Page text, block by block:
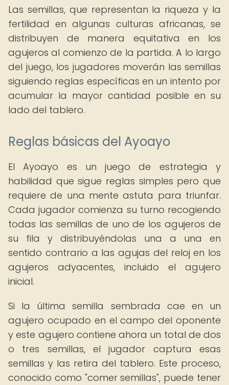
Las semillas, que representan la riqueza y la
fertilidad en algunas culturas africanas, se
distribuyen de manera equitativa en los
agujeros al comienzo de la partida. A lo largo
del juego, los jugadores moverán las semillas
siguiendo reglas específicas en un intento por
acumular la mayor cantidad posible en su
lado del tablero.
Reglas básicas del Ayoayo
El Ayoayo es un juego de estrategia y
habilidad que sigue reglas simples pero que
requiere de una mente astuta para triunfar.
Cada jugador comienza su turno recogiendo
todas las semillas de uno de los agujeros de
su fila y distribuyéndolas una a una en
sentido contrario a las agujas del reloj en los
agujeros adyacentes, incluido el agujero
inicial.
Si la última semilla sembrada cae en un
agujero ocupado en el campo del oponente
y este agujero contiene ahora un total de dos
o tres semillas, el jugador captura esas
semillas y las retira del tablero. Este proceso,
conocido como "comer semillas", puede tener